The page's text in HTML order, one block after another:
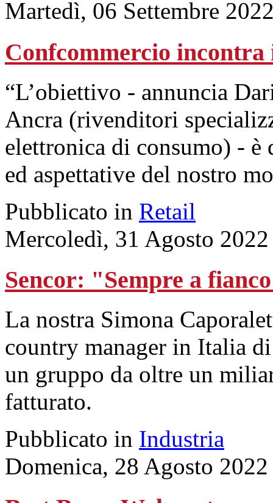
Martedì, 06 Settembre
Confcommercio
“L’obiettivo - annuncia
Ancra (rivenditori
elettronica di consumo) - è
ed aspettative del nostro
Pubblicato in Retail
Mercoledì, 31 Agosto
Sencor: "Sempre a
La nostra Simona
country manager in Italia
un gruppo da oltre un
fatturato.
Pubblicato in Industria
Domenica, 28 Agosto